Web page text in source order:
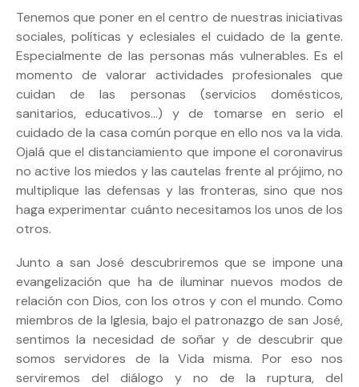
Tenemos que poner en el centro de nuestras iniciativas
sociales, políticas y eclesiales el cuidado de la gente.
Especialmente de las personas más vulnerables. Es el
momento de valorar actividades profesionales que
cuidan de las personas (servicios domésticos,
sanitarios, educativos…) y de tomarse en serio el
cuidado de la casa común porque en ello nos va la vida.
Ojalá que el distanciamiento que impone el coronavirus
no active los miedos y las cautelas frente al prójimo, no
multiplique las defensas y las fronteras, sino que nos
haga experimentar cuánto necesitamos los unos de los
otros.
Junto a san José descubriremos que se impone una
evangelización que ha de iluminar nuevos modos de
relación con Dios, con los otros y con el mundo. Como
miembros de la Iglesia, bajo el patronazgo de san José,
sentimos la necesidad de soñar y de descubrir que
somos servidores de la Vida misma. Por eso nos
serviremos del diálogo y no de la ruptura, del